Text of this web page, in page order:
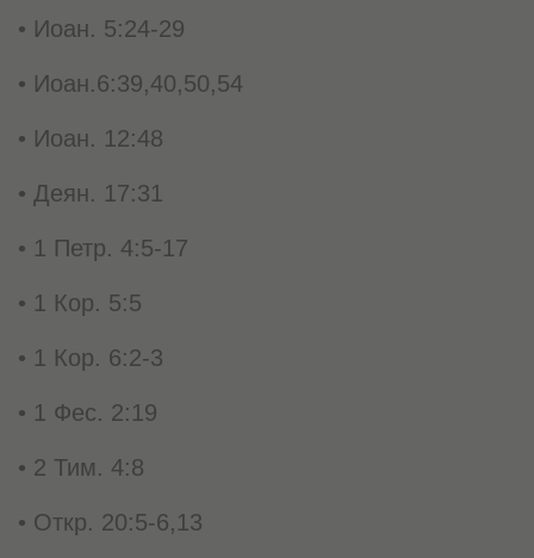
• Иоан. 5:24-29
• Иоан.6:39,40,50,54
• Иоан. 12:48
• Деян. 17:31
• 1 Петр. 4:5-17
• 1 Кор. 5:5
• 1 Кор. 6:2-3
• 1 Фес. 2:19
• 2 Тим. 4:8
• Откр. 20:5-6,13